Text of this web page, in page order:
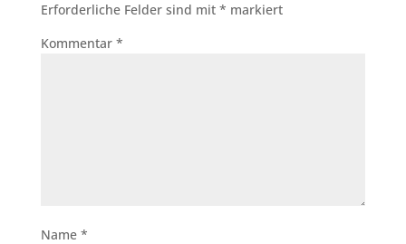
Erforderliche Felder sind mit * markiert
Kommentar *
Name *